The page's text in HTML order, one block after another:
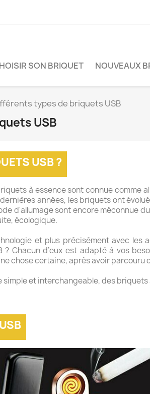
SON BRIQUET NOUVEAUX
types de briquets USB
USB
USB ?
à essence sont connue comme
années, les briquets ont
d'allumage sont encore méconnue
écologique.
et plus précisément avec les
Chacun d’eux est adapté à vos
chose certaine, après avoir
et interchangeable, des